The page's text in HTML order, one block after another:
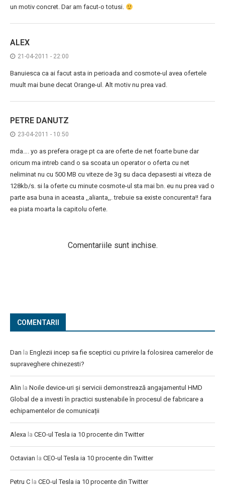
un motiv concret. Dar am facut-o totusi.
ALEX
21-04-2011 - 22:00
Banuiesca ca ai facut asta in perioada and cosmote-ul avea ofertele
muult mai bune decat Orange-ul. Alt motiv nu prea vad.
PETRE DANUTZ
23-04-2011 - 10:50
mda…. yo as prefera orage pt ca are oferte de net foarte bune dar
oricum ma intreb cand o sa scoata un operator o oferta cu net
neliminat nu cu 500 MB cu viteze de 3g su daca depasesti ai viteza de
128kb/s. si la oferte cu minute cosmote-ul sta mai bn. eu nu prea vad o
parte asa buna in aceasta ,,alianta,,. trebuie sa existe concurenta!! fara
ea piata moarta la capitolu oferte.
Comentariile sunt inchise.
COMENTARII
Dan la Englezii incep sa fie sceptici cu privire la folosirea camerelor de
supraveghere chinezesti?
Alin la Noile device-uri și servicii demonstrează angajamentul HMD
Global de a investi în practici sustenabile în procesul de fabricare a
echipamentelor de comunicații
Alexa la CEO-ul Tesla ia 10 procente din Twitter
Octavian la CEO-ul Tesla ia 10 procente din Twitter
Petru C la CEO-ul Tesla ia 10 procente din Twitter